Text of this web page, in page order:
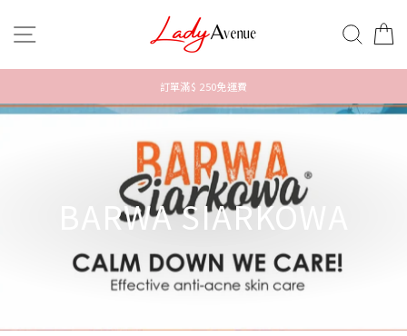
搜索
訂單滿$ 250免運費
BARWA SIARKOWA